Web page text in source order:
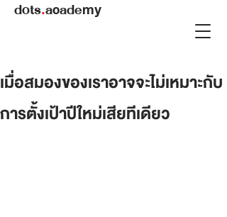
dots.academy
เมื่อสมองของเราอาจจะไม่เหมาะกับ
การตั้งเป้าปีใหม่เสียทีเดียว